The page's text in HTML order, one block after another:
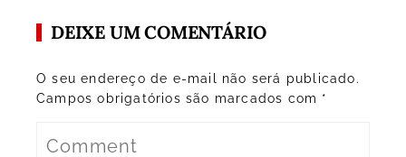
DEIXE UM COMENTÁRIO
O seu endereço de e-mail não será publicado.
Campos obrigatórios são marcados com *